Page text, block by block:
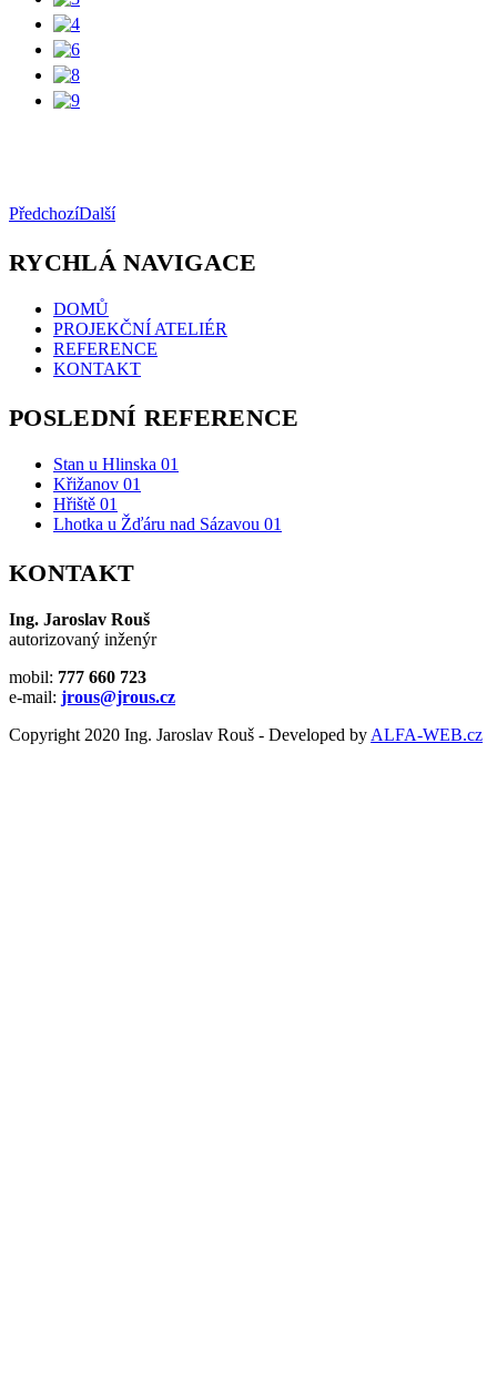
PředchozíDalší
RYCHLÁ NAVIGACE
DOMŮ
PROJEKČNÍ ATELIÉR
REFERENCE
KONTAKT
POSLEDNÍ REFERENCE
Stan u Hlinska 01
Křižanov 01
Hřiště 01
Lhotka u Žďáru nad Sázavou 01
KONTAKT
Ing. Jaroslav Rouš
autorizovaný inženýr
mobil: 777 660 723
e-mail: jrous@jrous.cz
Copyright 2020 Ing. Jaroslav Rouš - Developed by ALFA-WEB.cz